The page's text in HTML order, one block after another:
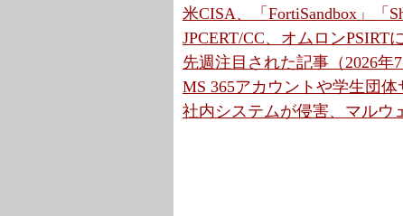
米CISA、「FortiSandbox」「
JPCERT/CC、オムロン
先週注目された記事（2026年7
MS 365アカウントや学生団
社内システムが侵害、マルウ